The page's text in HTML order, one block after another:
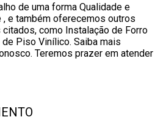
de uma forma Qualidade e
, e também oferecemos outros
como Instalação de Forro
Piso Vinílico. Saiba mais
Teremos prazer em atender